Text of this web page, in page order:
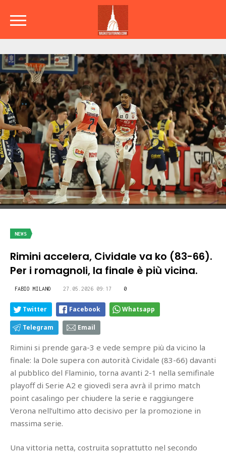
NEWS
Rimini accelera, Cividale va ko (83-66).
Per i romagnoli, la finale è più vicina.
FABIO MILANO 27.05.2026 09:17 0
Twitter Facebook Whatsapp
Telegram Email
Rimini si prende gara-3 e vede sempre più da vicino la
finale: la Dole supera con autorità Cividale (83-66) davanti
al pubblico del Flaminio, torna avanti 2-1 nella semifinale
playoff di Serie A2 e giovedì sera avrà il primo match
point casalingo per chiudere la serie e raggiungere
Verona nell’ultimo atto decisivo per la promozione in
massima serie.
Una vittoria netta, costruita soprattutto nel secondo